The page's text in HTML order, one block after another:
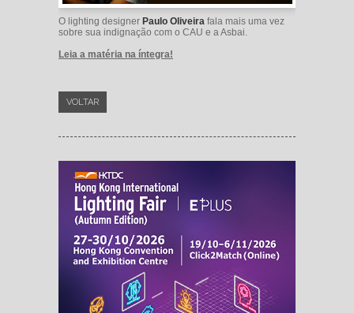
O lighting designer Paulo Oliveira fala mais uma vez
sobre sua indignação com o CAU e a Asbai.
Leia a matéria na íntegra!
VOLTAR